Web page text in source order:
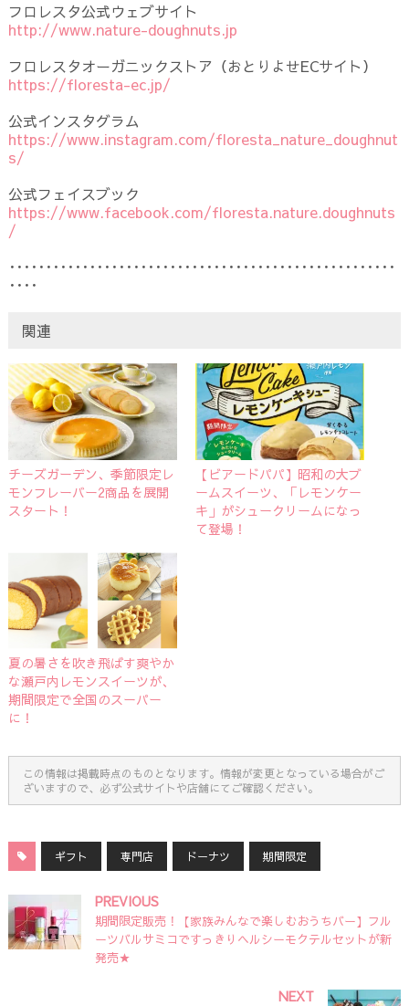
フロレスタ公式ウェブサイト
http://www.nature-doughnuts.jp
フロレスタオーガニックストア（おとりよせECサイト）
https://floresta-ec.jp/
公式インスタグラム
https://www.instagram.com/floresta_nature_doughnut
s/
公式フェイスブック
https://www.facebook.com/floresta.nature.doughnuts
/
･････････････････････････････････････････････････････
････
関連
チーズガーデン、季節限定レ
モンフレーバー2商品を展開
スタート！
【ビアードパパ】昭和の大ブ
ームスイーツ、「レモンケー
キ」がシュークリームになっ
て登場！
夏の暑さを吹き飛ばす爽やか
な瀬戸内レモンスイーツが、
期間限定で全国のスーパー
に！
この情報は掲載時点のものとなります。情報が変更となっている場合がご
ざいますので、必ず公式サイトや店舗にてご確認ください。
ギフト 専門店 ドーナツ 期間限定
PREVIOUS
期間限定販売！【家族みんなで楽しむおうちバー】フル
ーツバルサミコですっきりヘルシーモクテルセットが新
発売★
NEXT